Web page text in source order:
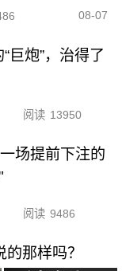
08-07
巨炮”，治得了
阅读 13950
场提前下注的
阅读 9486
那样吗？